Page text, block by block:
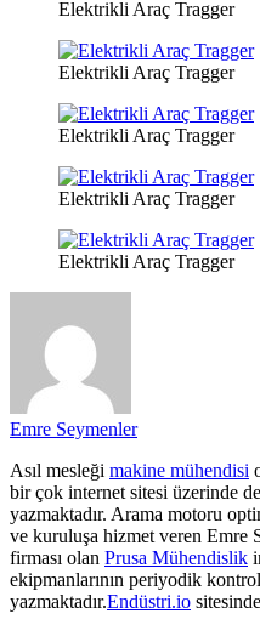
Elektrikli Araç Tragger
Elektrikli Araç Tragger
Elektrikli Araç Tragger
Elektrikli Araç Tragger
Elektrikli Araç Tragger
Emre Seymenler
Asıl mesleği makine mühendisi
bir çok internet sitesi üzerinde
yazmaktadır. Arama motoru
ve kuruluşa hizmet veren Emre
firması olan Prusa Mühendislik
ekipmanlarının periyodik
yazmaktadır.Endüstri.io